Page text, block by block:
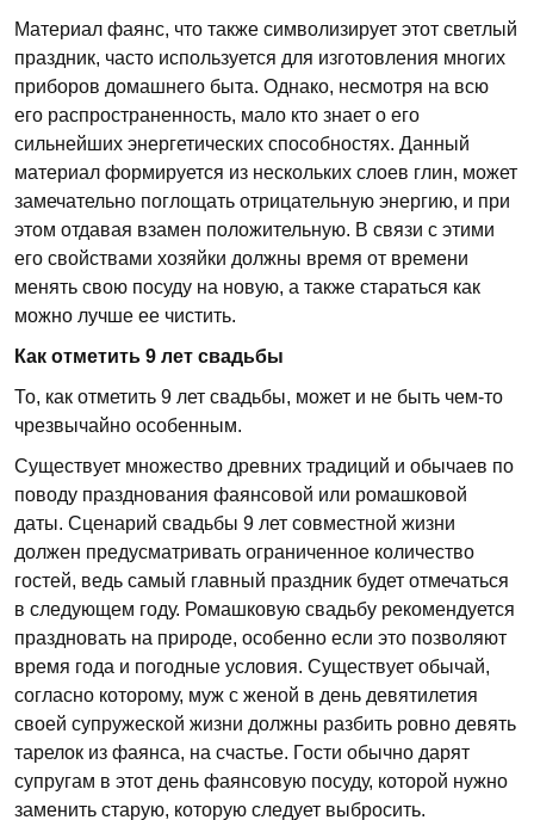
Материал фаянс, что также символизирует этот светлый
праздник, часто используется для изготовления многих
приборов домашнего быта. Однако, несмотря на всю
его распространенность, мало кто знает о его
сильнейших энергетических способностях. Данный
материал формируется из нескольких слоев глин, может
замечательно поглощать отрицательную энергию, и при
этом отдавая взамен положительную. В связи с этими
его свойствами хозяйки должны время от времени
менять свою посуду на новую, а также стараться как
можно лучше ее чистить.
Как отметить 9 лет свадьбы
То, как отметить 9 лет свадьбы, может и не быть чем-то
чрезвычайно особенным.
Существует множество древних традиций и обычаев по
поводу празднования фаянсовой или ромашковой
даты. Сценарий свадьбы 9 лет совместной жизни
должен предусматривать ограниченное количество
гостей, ведь самый главный праздник будет отмечаться
в следующем году. Ромашковую свадьбу рекомендуется
праздновать на природе, особенно если это позволяют
время года и погодные условия. Существует обычай,
согласно которому, муж с женой в день девятилетия
своей супружеской жизни должны разбить ровно девять
тарелок из фаянса, на счастье. Гости обычно дарят
супругам в этот день фаянсовую посуду, которой нужно
заменить старую, которую следует выбросить.